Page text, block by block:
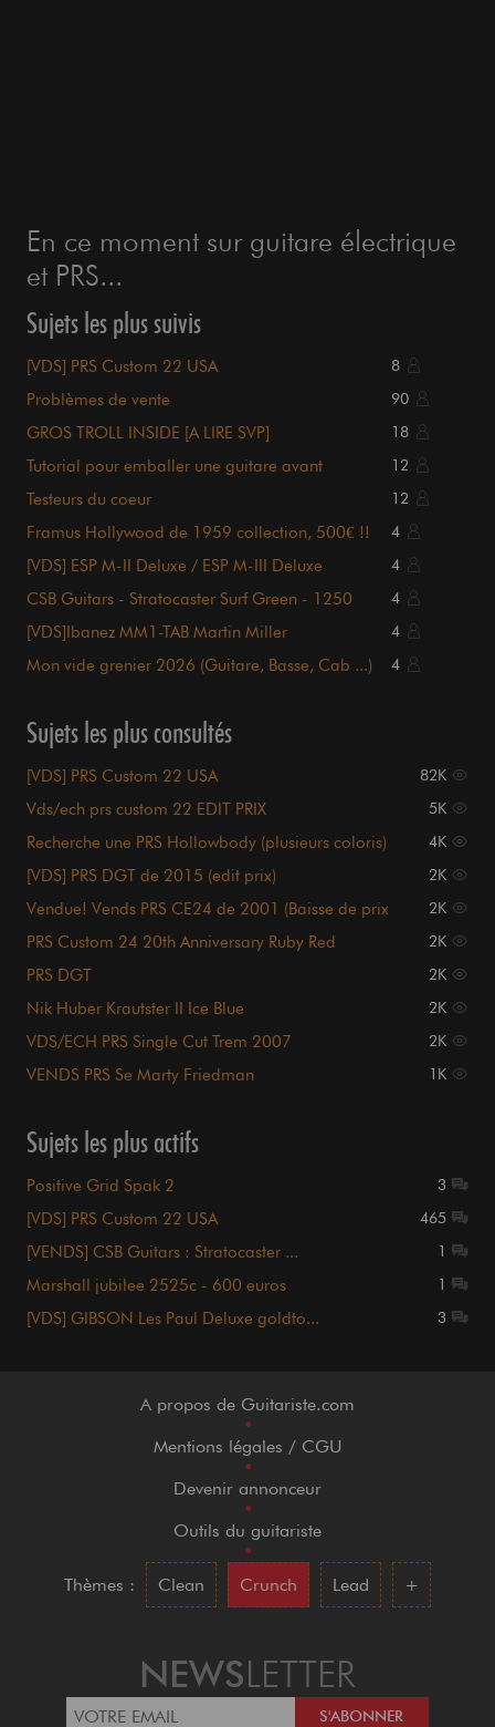
En ce moment sur guitare électrique
et PRS...
Sujets les plus suivis
[VDS] PRS Custom 22 USA 8
Problèmes de vente 90
GROS TROLL INSIDE [A LIRE SVP] 18
Tutorial pour emballer une guitare avant
12
Testeurs du coeur 12
Framus Hollywood de 1959 collection, 500€ !! 4
[VDS] ESP M-II Deluxe / ESP M-III Deluxe 4
CSB Guitars - Stratocaster Surf Green - 1250
4
[VDS]Ibanez MM1-TAB Martin Miller 4
Mon vide grenier 2026 (Guitare, Basse, Cab ...) 4
Sujets les plus consultés
[VDS] PRS Custom 22 USA 82K
Vds/ech prs custom 22 EDIT PRIX 5K
Recherche une PRS Hollowbody (plusieurs coloris) 4K
[VDS] PRS DGT de 2015 (edit prix) 2K
Vendue! Vends PRS CE24 de 2001 (Baisse de prix
2K
PRS Custom 24 20th Anniversary Ruby Red 2K
PRS DGT 2K
Nik Huber Krautster II Ice Blue 2K
VDS/ECH PRS Single Cut Trem 2007 2K
VENDS PRS Se Marty Friedman 1K
Sujets les plus actifs
Positive Grid Spak 2 3
[VDS] PRS Custom 22 USA 465
[VENDS] CSB Guitars : Stratocaster ... 1
Marshall jubilee 2525c - 600 euros 1
[VDS] GIBSON Les Paul Deluxe goldto... 3
A propos de Guitariste.com
•
Mentions légales / CGU
•
Devenir annonceur
•
Outils du guitariste
•
Thèmes :
Clean Crunch Lead +
NEWSLETTER